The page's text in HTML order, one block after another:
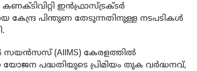
കണക്ടിവിറ്റി ഇൻഫ്രാസ്ട്രക്ടർ
കേന്ദ്ര പിന്തുണ തേടുന്നതിനുള്ള നടപടികൾ
സയൻസസ് (AIIMS) കേരളത്തിൽ
പദ്ധതിയുടെ പ്രിമിയം തുക വർദ്ധനവ്,